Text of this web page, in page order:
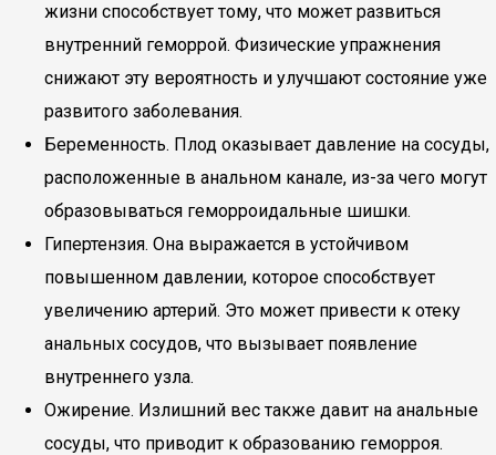
жизни способствует тому, что может развиться
внутренний геморрой. Физические упражнения
снижают эту вероятность и улучшают состояние уже
развитого заболевания.
Беременность. Плод оказывает давление на сосуды,
расположенные в анальном канале, из-за чего могут
образовываться геморроидальные шишки.
Гипертензия. Она выражается в устойчивом
повышенном давлении, которое способствует
увеличению артерий. Это может привести к отеку
анальных сосудов, что вызывает появление
внутреннего узла.
Ожирение. Излишний вес также давит на анальные
сосуды, что приводит к образованию геморроя.